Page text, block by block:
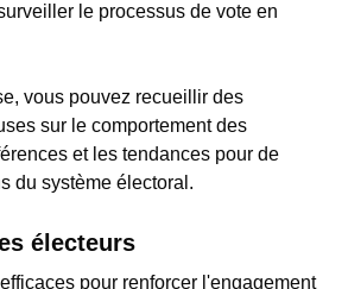
le processus de vote en
vous pouvez recueillir des
sur le comportement des
et les tendances pour de
du système électoral.
électeurs
pour renforcer l'engagement